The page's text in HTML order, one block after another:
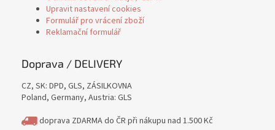
Upravit nastavení cookies
Formulář pro vrácení zboží
Reklamační formulář
Doprava / DELIVERY
CZ, SK: DPD, GLS, ZÁSILKOVNA
Poland, Germany, Austria: GLS
doprava ZDARMA do ČR při nákupu nad 1.500 Kč